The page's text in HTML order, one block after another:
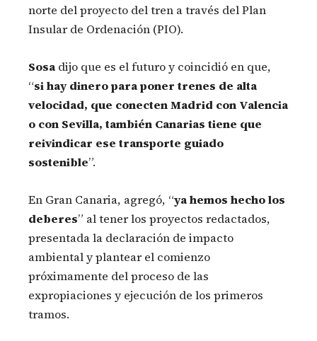
norte del proyecto del tren a través del Plan
Insular de Ordenación (PIO).
Sosa dijo que es el futuro y coincidió en que,
“si hay dinero para poner trenes de alta
velocidad, que conecten Madrid con Valencia
o con Sevilla, también Canarias tiene que
reivindicar ese transporte guiado
sostenible”.
En Gran Canaria, agregó, “ya hemos hecho los
deberes” al tener los proyectos redactados,
presentada la declaración de impacto
ambiental y plantear el comienzo
próximamente del proceso de las
expropiaciones y ejecución de los primeros
tramos.